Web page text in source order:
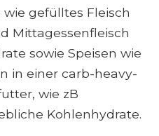
gefülltes Fleisch
Mittagessenfleisch
sowie Speisen wie
in einer carb-heavy-
wie zB
Kohlenhydrate.